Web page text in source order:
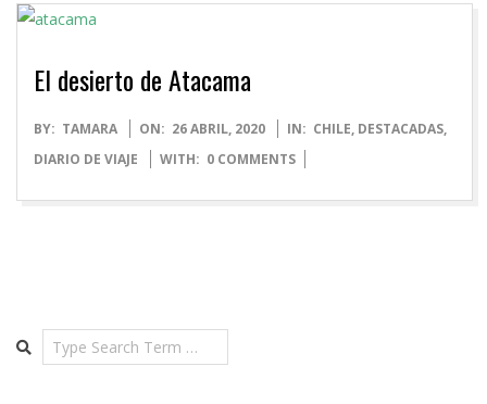
El desierto de Atacama
2020-
04-
BY: TAMARA ON: 26 ABRIL, 2020 IN: CHILE, DESTACADAS,
DIARIO DE VIAJE
WITH: 0 COMMENTS
Search